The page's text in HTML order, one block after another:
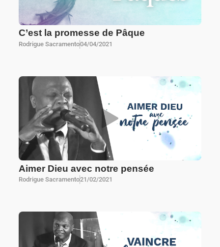
C’est la promesse de Pâque
Rodrigue Sacramento04/04/2021
Aimer Dieu avec notre pensée
Rodrigue Sacramento21/02/2021